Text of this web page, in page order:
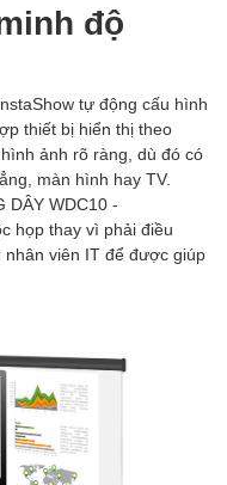
độ
tự động cấu hình
thiết bị hiển thị theo
ảnh rõ ràng, dù đó có
màn hình hay TV.
DÂY WDC10 -
họp thay vì phải điều
viên IT để được giúp